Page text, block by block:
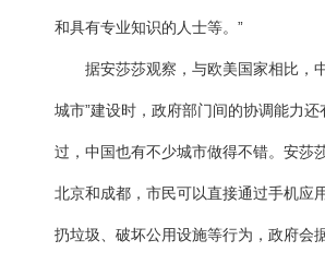
和具有专业知识的人士等。”
据安莎莎观察，与欧美国家相比，
城市”建设时，政府部门间的协调能力还
过，中国也有不少城市做得不错。安莎
北京和成都，市民可以直接通过手机应
扔垃圾、破坏公用设施等行为，政府会